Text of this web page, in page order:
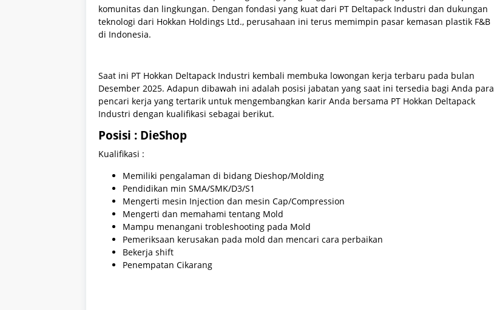
komunitas dan lingkungan. Dengan fondasi yang kuat dari PT Deltapack Industri dan dukungan
teknologi dari Hokkan Holdings Ltd., perusahaan ini terus memimpin pasar kemasan plastik F&B
di Indonesia.
Saat ini PT Hokkan Deltapack Industri kembali membuka lowongan kerja terbaru pada bulan
Desember 2025. Adapun dibawah ini adalah posisi jabatan yang saat ini tersedia bagi Anda para
pencari kerja yang tertarik untuk mengembangkan karir Anda bersama PT Hokkan Deltapack
Industri dengan kualifikasi sebagai berikut.
Posisi : DieShop
Kualifikasi :
Memiliki pengalaman di bidang Dieshop/Molding
Pendidikan min SMA/SMK/D3/S1
Mengerti mesin Injection dan mesin Cap/Compression
Mengerti dan memahami tentang Mold
Mampu menangani trobleshooting pada Mold
Pemeriksaan kerusakan pada mold dan mencari cara perbaikan
Bekerja shift
Penempatan Cikarang